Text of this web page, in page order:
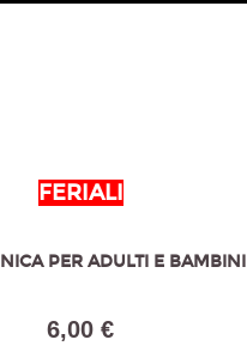
FERIALI
PER ADULTI E BAMBINI
6,00 €